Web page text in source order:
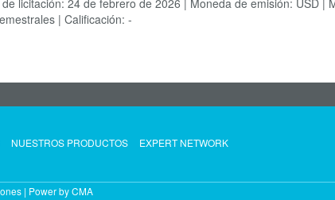
licitación: 24 de febrero de 2026 | Moneda de emisión: USD
| Calificación: -
NUESTROS PRODUCTOS EXPERT NETWORK
| Power by CMA